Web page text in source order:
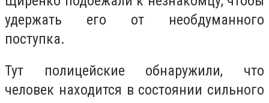
удержать его от необдуманного
поступка.
Тут полицейские обнаружили, что
человек находится в состоянии сильного